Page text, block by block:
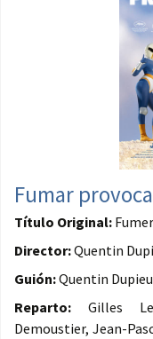
Fumar
Título Original:
Director:Quentin
Guión:Quentin
Reparto: Gilles
Demoustier, Jean-